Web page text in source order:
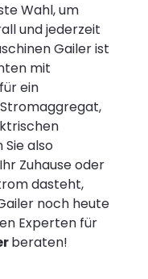
Wahl, um
und jederzeit
Gailer ist
mit
ein
also
Zuhause oder
dasteht,
noch heute
Experten für
beraten!